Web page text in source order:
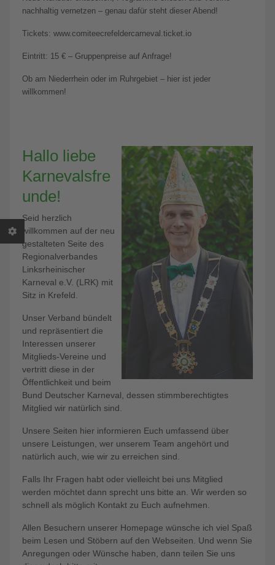
nachhaltig vernetzen – genau dafür steht dieser Abend!
Tickets: www.comiteecrefeldercarneval.ticket.io
Eintritt: 15 € – Gruppenpreise auf Anfrage!
Ob am Niederrhein oder im Ruhrgebiet – hier ist jeder
willkommen!
Hallo liebe
Karnevalsfre
unde!
Seid herzlich
willkommen auf der neu
gestalteten Seite des
Regionalverbandes
Linksrheinischer
Karneval e.V. (LRK) mit
Sitz in Krefeld.
Unser Verband bündelt
und repräsentiert die
Interessen unserer
Mitglieds-Vereine und
vertritt diese in der
Öffentlichkeit und beim
Bund Deutscher Karneval, dessen stimmberechtigtes
Mitglied wir natürlich sind.
Unsere Seiten hier informieren Euch umfassend über
unsere Leistungen, wer unserem Team angehört und
natürlich auch, wie wir zu erreichen sind.
Falls Ihr Fragen habt oder vielleicht bei uns Mitglied
werden möchtet dann sprecht uns bitte an. Wir werden so
schnell als möglich Kontakt zu Euch aufnehmen.
Allen Besuchern unserer Homepage wünsche ich viel Spaß
beim Lesen und Stöbern auf den Webseiten. Und wenn Sie
Anregungen oder Wünsche haben, dann teilen Sie uns